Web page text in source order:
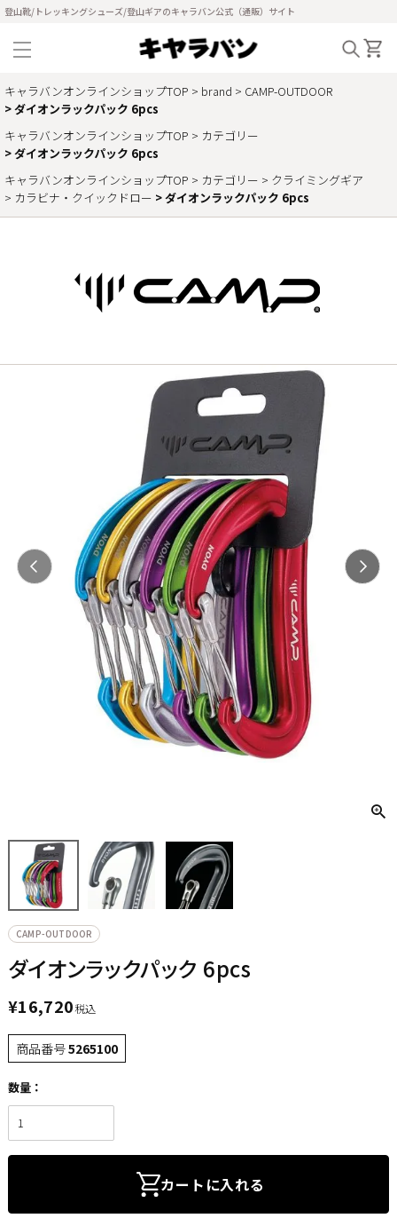
登山靴/トレッキングシューズ/登山ギアのキャラバン公式（通販）サイト
キャラバンオンラインショップTOP brand
CAMP-OUTDOOR
ダイオンラックパック 6pcs
キャラバンオンラインショップTOP
カテゴリー
ダイオンラックパック 6pcs
キャラバンオンラインショップTOP
カテゴリー
クライミングギア
カラビナ・クイックドロー
ダイオンラックパック 6pcs
CAMP-OUTDOOR
ダイオンラックパック 6pcs
¥16,720税込
商品番号5265100
カートに入れる